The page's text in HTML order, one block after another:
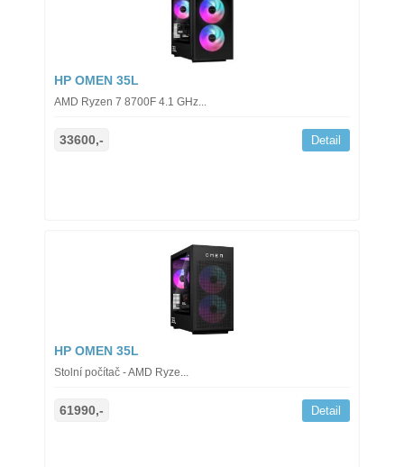
HP OMEN 35L
AMD Ryzen 7 8700F 4.1 GHz...
33600,- Detail
HP OMEN 35L
Stolní počítač - AMD Ryze...
61990,- Detail